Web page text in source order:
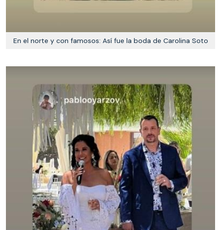
En el norte y con famosos: Así fue la boda de Carolina Soto